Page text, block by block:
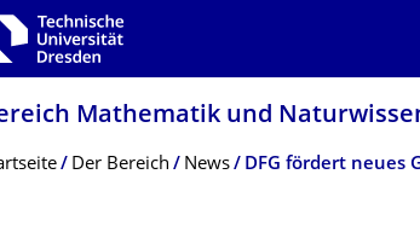
Mathematik und
Menü
Der­ ­­­Bereich News